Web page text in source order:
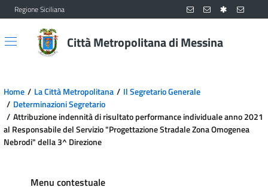
Vai al contenuto principale
Vai al menu principale
Regione Siciliana
Città Metropolitana di Messina
Home La Città Metropolitana
Il Segretario Generale
Determinazioni Segretario
Attribuzione indennità di risultato performance individuale anno 2021
al Responsabile del Servizio "Progettazione Stradale Zona Omogenea
Nebrodi" della 3^ Direzione
Menu contestuale